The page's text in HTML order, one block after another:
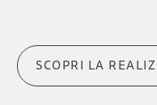
SCOPRI LA